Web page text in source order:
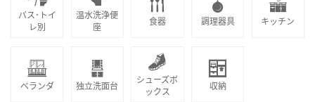
バス･トイ
レ別
温水洗浄便
座
食器 調理器具 キッチン
ベランダ 独立洗面台
シューズボ
ックス
収納